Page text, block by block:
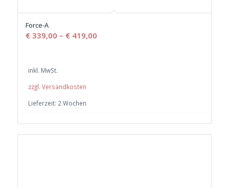
Force-A
€339,00 – €419,00
inkl. MwSt.
zzgl. Versandkosten
Lieferzeit: 2 Wochen